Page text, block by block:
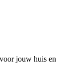
voor jouw huis en